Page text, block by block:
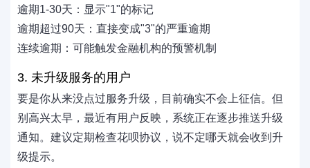
逾期1-30天：显示"1"的标记
逾期超过90天：直接变成"3"的严重逾期
连续逾期：可能触发金融机构的预警机制
3. 未升级服务的用户
要是你从来没点过服务升级，目前确实不会上征信。但
别高兴太早，最近有用户反映，系统正在逐步推送升级
通知。建议定期检查花呗协议，说不定哪天就会收到升
级提示。